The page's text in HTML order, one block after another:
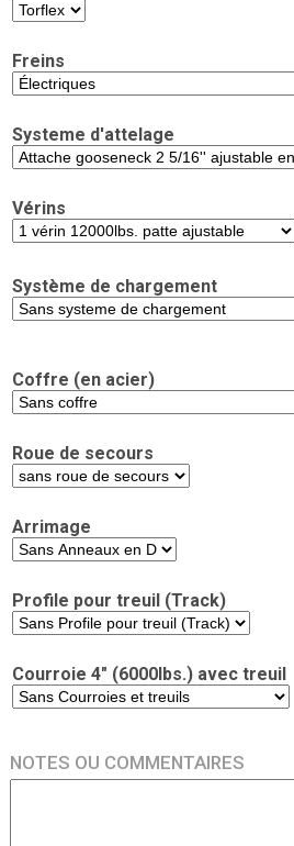
Freins
Systeme d'attelage
Vérins
Système de chargement
Coffre (en acier)
Roue de secours
Arrimage
Profile pour treuil (Track)
Courroie 4" (6000lbs.) avec treuil
NOTES OU COMMENTAIRES